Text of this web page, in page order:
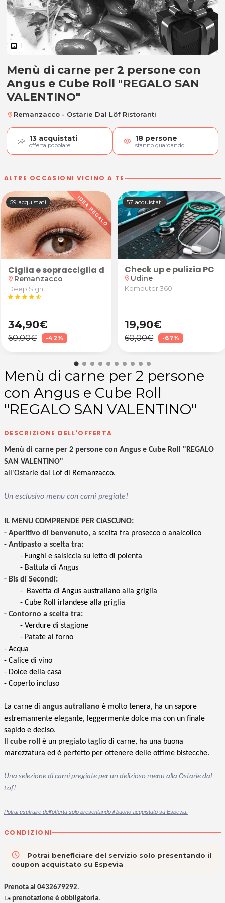
image 1
Menù di carne per 2 persone con
Menù di carne per 2 persone con
Angus e Cube Roll "REGALO SAN
VALENTINO"
location_on Remanzacco - Ostarie Dal Lôf Ristoranti
13 acquistati
offerta popolare visibility 18 persone
stanno guardando
ALTRE OCCASIONI VICINO A TE
59 acquistati
Ciglia e sopracciglia da star! Laminazione ciglia
location_on Remanzacco
Deep Sight
starstarstarstarstar_half
34,90€
60,00€ -42%
57 acquistati
Check up e pulizia PC
location_on Udine
Komputer 360
19,90€
60,00€ -67%
Menù di carne per 2 persone
con Angus e Cube Roll
"REGALO SAN VALENTINO"
DESCRIZIONE DELL'OFFERTA
Menù di carne per 2 persone con Angus e Cube Roll "REGALO
SAN VALENTINO"
all'Ostarie dal Lof di Remanzacco.
Un esclusivo menu con carni pregiate!
IL MENU COMPRENDE PER CIASCUNO:
- Aperitivo di benvenuto, a scelta fra prosecco o analcolico
- Antipasto a scelta tra:
- Funghi e salsiccia su letto di polenta
- Battuta di Angus
- Bis di Secondi:
- Bavetta di Angus australiano alla griglia
- Cube Roll irlandese alla griglia
- Contorno a scelta tra:
- Verdure di stagione
- Patate al forno
- Acqua
- Calice di vino
- Dolce della casa
- Coperto incluso
La carne di angus autraliano è molto tenera, ha un sapore
estremamente elegante, leggermente dolce ma con un finale
sapido e deciso.
cube roll
è un pregiato taglio di carne, ha una buona
marezzatura ed è perfetto per ottenere delle ottime bistecche.
Una selezione di carni pregiate per un delizioso menu alla Ostarie dal
Lof!
Potrai usufruire dell'offerta solo presentando il buono acquistato su Espevia.
CONDIZIONI
access_time
Potrai beneficiare del servizio solo presentando il
coupon acquistato su Espevia
Prenota al 0432679292.
La prenotazione è obbligatoria.